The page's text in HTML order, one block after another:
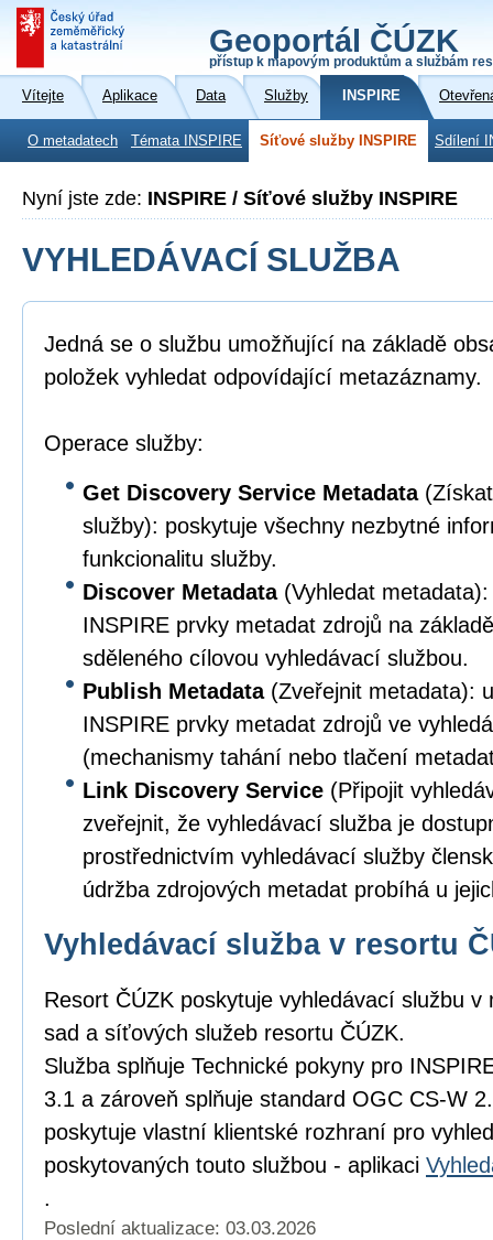
Geoportál ČÚZK
přístup k mapovým produktům a službám
Vítejte Aplikace Data Služby INSPIRE
O metadatech Témata INSPIRE Síťové služby INSPIRE Sdílení
Nyní jste zde: INSPIRE / Síťové služby INSPIRE
VYHLEDÁVACÍ SLUŽBA
Jedná se o službu umožňující na základě
položek vyhledat odpovídající metazáznamy.
Operace služby:
Get Discovery Service Metadata(Získat
služby): poskytuje všechny nezbytné
funkcionalitu služby.
Discover Metadata(Vyhledat
INSPIRE prvky metadat zdrojů na
sděleného cílovou vyhledávací službou.
Publish Metadata(Zveřejnit metadata):
INSPIRE prvky metadat zdrojů ve
(mechanismy tahání nebo tlačení
Link Discovery Service (Připojit
zveřejnit, že vyhledávací služba je
prostřednictvím vyhledávací služby
údržba zdrojových metadat probíhá u
Vyhledávací služba v resortu
Resort ČÚZK poskytuje vyhledávací službu v
sad a síťových služeb resortu ČÚZK.
Služba splňuje Technické pokyny pro
3.1 a zároveň splňuje standard OGC CS-W
poskytuje vlastní klientské rozhraní pro
poskytovaných touto službou - aplikaci
.
Poslední aktualizace: 03.03.2026